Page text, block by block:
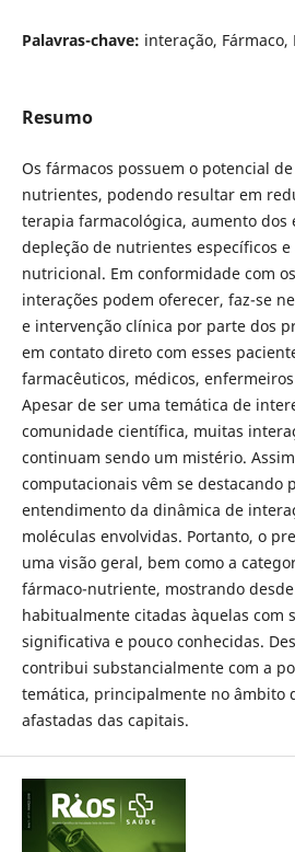
Palavras-chave: interação,
Resumo
Os fármacos possuem o potencial
nutrientes, podendo resultar em
terapia farmacológica, aumento dos
depleção de nutrientes específicos
nutricional. Em conformidade com
interações podem oferecer, faz-se
e intervenção clínica por parte dos
em contato direto com esses
farmacêuticos, médicos,
Apesar de ser uma temática de
comunidade científica, muitas
continuam sendo um mistério.
computacionais vêm se destacando
entendimento da dinâmica de
moléculas envolvidas. Portanto, o
uma visão geral, bem como a
fármaco-nutriente, mostrando
habitualmente citadas àquelas com
significativa e pouco conhecidas.
contribui substancialmente com a
temática, principalmente no âmbito
afastadas das capitais.